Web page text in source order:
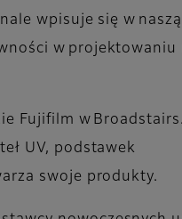
wpisuje się w
w projektowaniu
Fujifilm w Broadstairs.
UV, podstawek
swoje produkty.